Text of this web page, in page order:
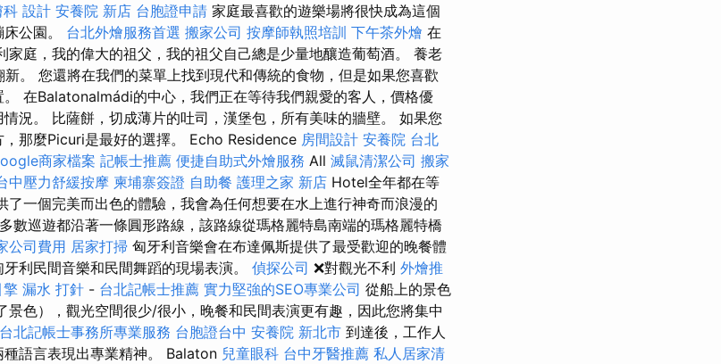
科 設計 安養院 新店 台胞證申請 家庭最喜歡的遊樂場將很快成為這個
公園。 台北外燴服務首選 搬家公司 按摩師執照培訓 下午茶外燴 在
家庭，我的偉大的祖父，我的祖父自己總是少量地釀造葡萄酒。 養老
。 您還將在我們的菜單上找到現代和傳統的食物，但是如果您喜歡
在Balatonalmádi的中心，我們正在等待我們親愛的客人，價格優
況。 比薩餅，切成薄片的吐司，漢堡包，所有美味的牆壁。 如果您
那麼Picuri是最好的選擇。 Echo Residence 房間設計 安養院 台北
商家檔案 記帳士推薦 便捷自助式外燴服務 All 滅鼠清潔公司 搬家
中壓力舒緩按摩 柬埔寨簽證 自助餐 護理之家 新店 Hotel全年都在等
了一個完美而出色的體驗，我會為任何想要在水上進行神奇而浪漫的
數巡遊都沿著一條圓形路線，該路線從瑪格麗特島南端的瑪格麗特橋
公司費用 居家打掃 匈牙利音樂會在布達佩斯提供了最受歡迎的晚餐體
利民間音樂和民間舞蹈的現場表演。 偵探公司 ❌對觀光不利 外燴推
漏水 打針 - 台北記帳士推薦 實力堅強的SEO專業公司 從船上的景色
景色），觀光空間很少/很小，晚餐和民間表演更有趣，因此您將集中
台北記帳士事務所專業服務 台胞證台中 安養院 新北市 到達後，工作人
語言表現出專業精神。 Balaton 兒童眼科 台中牙醫推薦 私人居家清